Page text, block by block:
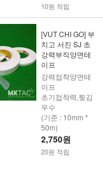
10원 적립
[VUT CHI GO] 부
치고 서진 SJ 초
강력부직양면테
이프
강력접착양면테
이프
초기접착력,찢김
우수
(기준 : 10mm *
50m)
2,750원
20원 적립